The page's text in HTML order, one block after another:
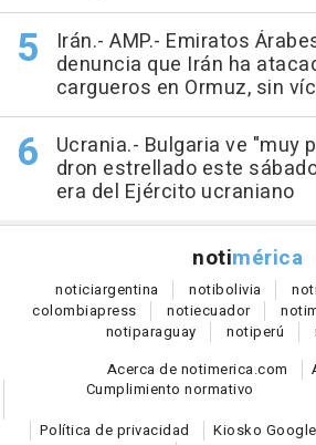
Irán.- AMP.- Emiratos
denuncia que Irán ha
cargueros en Ormuz, sin
Ucrania.- Bulgaria ve "muy
dron estrellado este
era del Ejército ucraniano
notimérica
noticiargentina notibolivia
colombiapress notiecuador noti
notiparaguay notiperú
Acerca de notimerica.com
Cumplimiento normativo
Política de privacidad
Kiosko